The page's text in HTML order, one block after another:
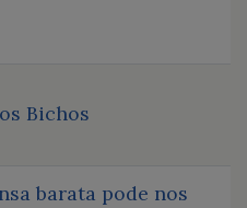
Bichos
barata pode nos